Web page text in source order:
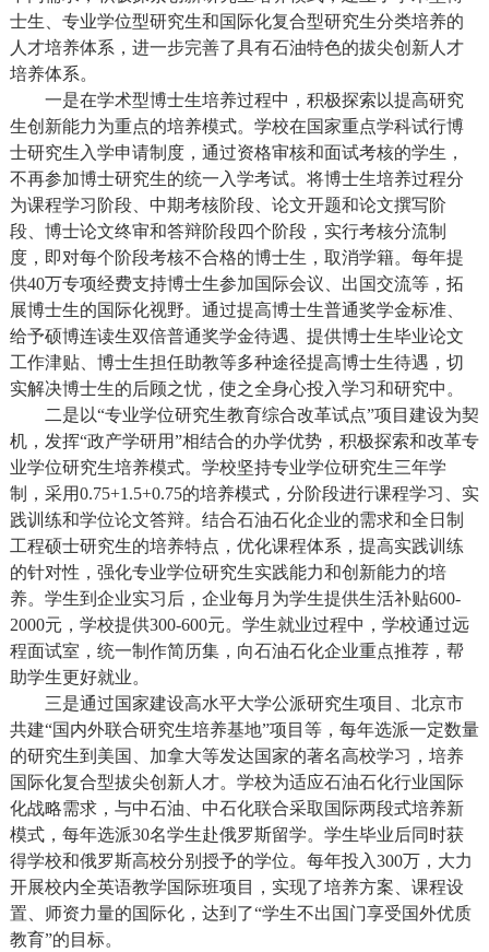
士生、专业学位型研究生和国际化复合型研究生分类培养的
人才培养体系，进一步完善了具有石油特色的拔尖创新人才
培养体系。
一是在学术型博士生培养过程中，积极探索以提高研究
生创新能力为重点的培养模式。学校在国家重点学科试行博
士研究生入学申请制度，通过资格审核和面试考核的学生，
不再参加博士研究生的统一入学考试。将博士生培养过程分
为课程学习阶段、中期考核阶段、论文开题和论文撰写阶
段、博士论文终审和答辩阶段四个阶段，实行考核分流制
度，即对每个阶段考核不合格的博士生，取消学籍。每年提
供40万专项经费支持博士生参加国际会议、出国交流等，拓
展博士生的国际化视野。通过提高博士生普通奖学金标准、
给予硕博连读生双倍普通奖学金待遇、提供博士生毕业论文
工作津贴、博士生担任助教等多种途径提高博士生待遇，切
实解决博士生的后顾之忧，使之全身心投入学习和研究中。
二是以“专业学位研究生教育综合改革试点”项目建设为契
机，发挥“政产学研用”相结合的办学优势，积极探索和改革专
业学位研究生培养模式。学校坚持专业学位研究生三年学
制，采用0.75+1.5+0.75的培养模式，分阶段进行课程学习、实
践训练和学位论文答辩。结合石油石化企业的需求和全日制
工程硕士研究生的培养特点，优化课程体系，提高实践训练
的针对性，强化专业学位研究生实践能力和创新能力的培
养。学生到企业实习后，企业每月为学生提供生活补贴600-
2000元，学校提供300-600元。学生就业过程中，学校通过远
程面试室，统一制作简历集，向石油石化企业重点推荐，帮
助学生更好就业。
三是通过国家建设高水平大学公派研究生项目、北京市
共建“国内外联合研究生培养基地”项目等，每年选派一定数量
的研究生到美国、加拿大等发达国家的著名高校学习，培养
国际化复合型拔尖创新人才。学校为适应石油石化行业国际
化战略需求，与中石油、中石化联合采取国际两段式培养新
模式，每年选派30名学生赴俄罗斯留学。学生毕业后同时获
得学校和俄罗斯高校分别授予的学位。每年投入300万，大力
开展校内全英语教学国际班项目，实现了培养方案、课程设
置、师资力量的国际化，达到了“学生不出国门享受国外优质
教育”的目标。